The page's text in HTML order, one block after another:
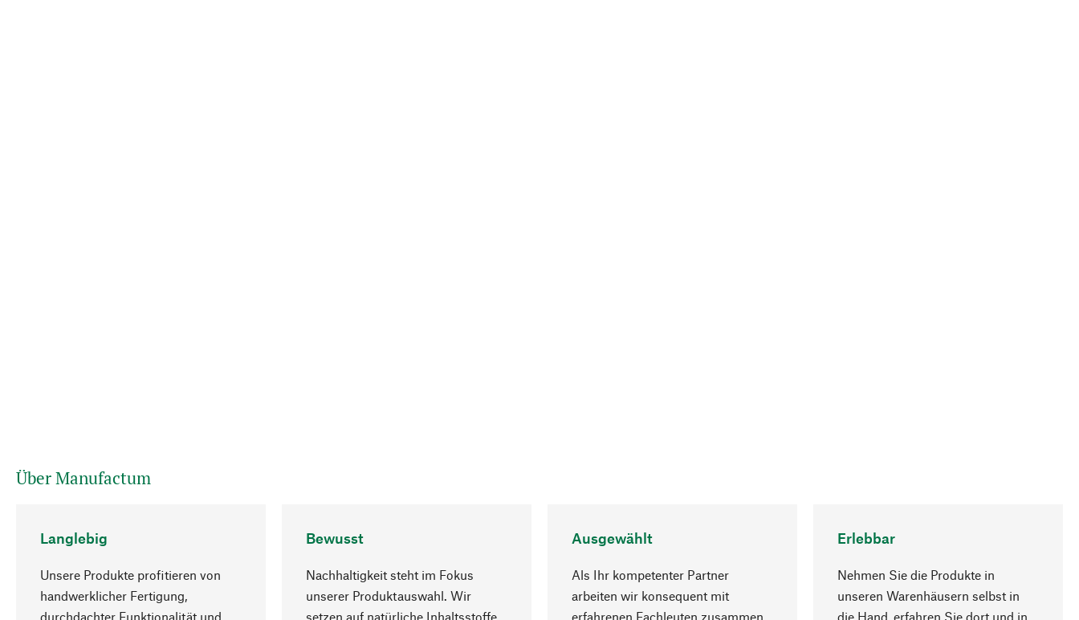
Über Manufactum
Langlebig
Unsere Produkte profitieren von
handwerklicher Fertigung,
durchdachter Funktionalität und
Bewusst
Nachhaltigkeit steht im Fokus
unserer Produktauswahl. Wir
setzen auf natürliche Inhaltsstoffe
Ausgewählt
Als Ihr kompetenter Partner
arbeiten wir konsequent mit
erfahrenen Fachleuten zusammen
Erlebbar
Nehmen Sie die Produkte in
unseren Warenhäusern selbst in
die Hand, erfahren Sie dort und in